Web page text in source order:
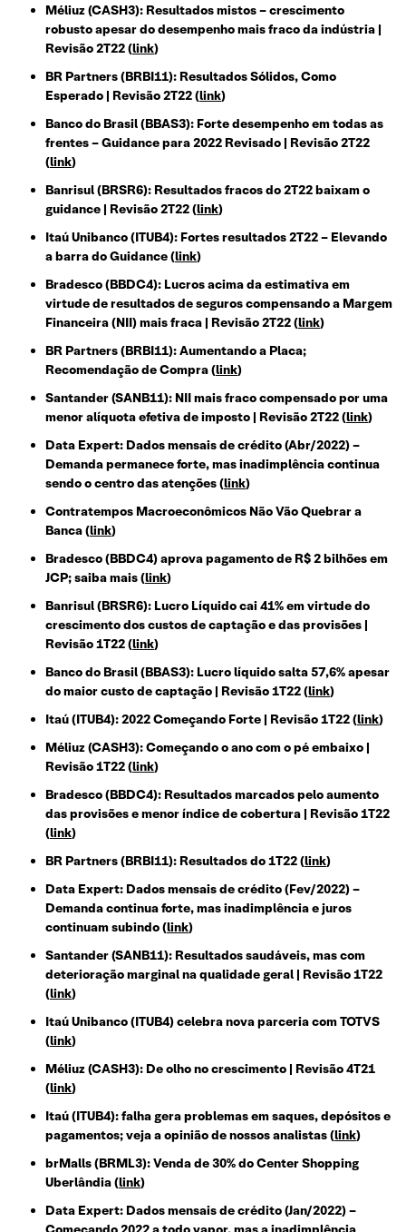
Méliuz (CASH3): Resultados mistos – crescimento
robusto apesar do desempenho mais fraco da indústria |
Revisão 2T22 (link)
BR Partners (BRBI11): Resultados Sólidos, Como
Esperado | Revisão 2T22 (link)
Banco do Brasil (BBAS3): Forte desempenho em todas as
frentes – Guidance para 2022 Revisado | Revisão 2T22
(link)
Banrisul (BRSR6): Resultados fracos do 2T22 baixam o
guidance | Revisão 2T22 (link)
Itaú Unibanco (ITUB4): Fortes resultados 2T22 – Elevando
a barra do Guidance (link)
Bradesco (BBDC4): Lucros acima da estimativa em
virtude de resultados de seguros compensando a Margem
Financeira (NII) mais fraca | Revisão 2T22(link)
BR Partners (BRBI11): Aumentando a Placa;
Recomendação de Compra (link)
Santander (SANB11): NII mais fraco compensado por uma
menor alíquota efetiva de imposto | Revisão 2T22 (link)
Data Expert: Dados mensais de crédito (Abr/2022) –
Demanda permanece forte, mas inadimplência continua
sendo o centro das atenções (link)
Contratempos Macroeconômicos Não Vão Quebrar a
Banca(link)
Bradesco (BBDC4) aprova pagamento de R$ 2 bilhões em
JCP; saiba mais(link)
Banrisul (BRSR6): Lucro Líquido cai 41% em virtude do
crescimento dos custos de captação e das provisões |
Revisão 1T22(link)
Banco do Brasil (BBAS3): Lucro líquido salta 57,6% apesar
do maior custo de captação | Revisão 1T22 (link)
Itaú (ITUB4): 2022 Começando Forte | Revisão 1T22 (link)
Méliuz (CASH3): Começando o ano com o pé embaixo |
Revisão 1T22 (link)
Bradesco (BBDC4): Resultados marcados pelo aumento
das provisões e menor índice de cobertura | Revisão 1T22
(link)
BR Partners (BRBI11): Resultados do 1T22 (link)
Data Expert: Dados mensais de crédito (Fev/2022) –
Demanda continua forte, mas inadimplência e juros
continuam subindo (link)
Santander (SANB11): Resultados saudáveis, mas com
deterioração marginal na qualidade geral | Revisão 1T22
(link)
Itaú Unibanco (ITUB4) celebra nova parceria com TOTVS
(link)
Méliuz (CASH3): De olho no crescimento | Revisão 4T21
(link)
Itaú (ITUB4): falha gera problemas em saques, depósitos e
pagamentos; veja a opinião de nossos analistas (link)
brMalls (BRML3): Venda de 30% do Center Shopping
Uberlândia (link)
Data Expert: Dados mensais de crédito (Jan/2022) –